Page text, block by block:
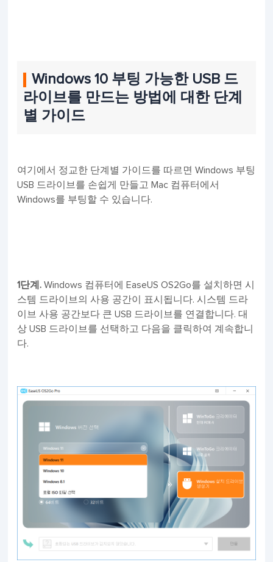
Windows 10 부팅 가능한 USB 드
라이브를 만드는 방법에 대한 단계
별 가이드
여기에서 정교한 단계별 가이드를 따르면 Windows 부팅
USB 드라이브를 손쉽게 만들고 Mac 컴퓨터에서
Windows를 부팅할 수 있습니다.
1단계. Windows 컴퓨터에 EaseUS OS2Go를 설치하면 시
스템 드라이브의 사용 공간이 표시됩니다. 시스템 드라
이브 사용 공간보다 큰 USB 드라이브를 연결합니다. 대
상 USB 드라이브를 선택하고 다음을 클릭하여 계속합니
다.